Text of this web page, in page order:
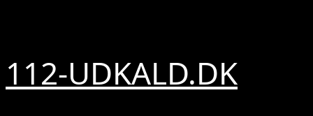
112-UDKALD.DK